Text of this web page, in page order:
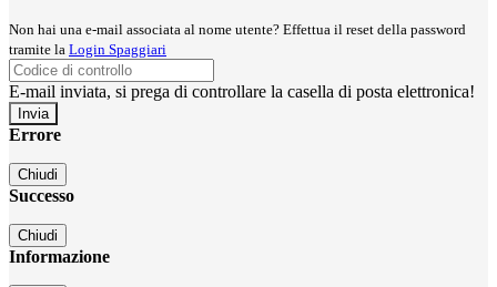
Non hai una e-mail associata al nome utente? Effettua il reset della password
tramite la Login Spaggiari
E-mail inviata, si prega di controllare la casella di posta elettronica!
Errore
Chiudi
Successo
Chiudi
Informazione